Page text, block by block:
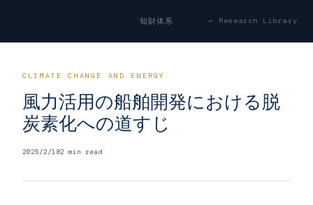
知財体系 ← Research Library
CLIMATE CHANGE AND ENERGY
風力活用の船舶開発における脱
炭素化への道すじ
2025/2/182 min read